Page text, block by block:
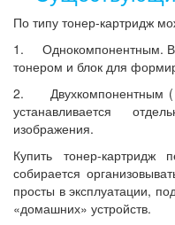
По типу тонер-картридж
1. Однокомпонентным. В
тонером и блок для
2. Двухкомпонентным (
устанавливается
изображения.
Купить тонер-
собирается
просты в эксплуатации,
«домашних» устройств.